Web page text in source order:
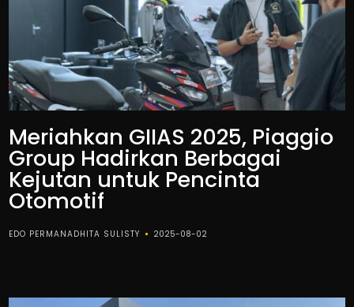
Meriahkan GIIAS 2025, Piaggio
Group Hadirkan Berbagai
Kejutan untuk Pencinta
Otomotif
EDO PERMANADHITA SULISTY 2025-08-02